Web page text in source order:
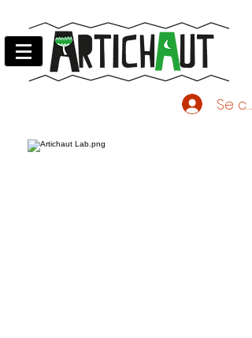
Se